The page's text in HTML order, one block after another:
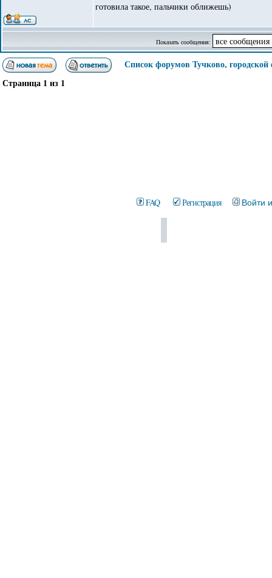
готовила такое, пальчики оближешь)
Показать сообщения:
Список форумов Тучково,
Страница 1 из 1
FAQ Регистрация Войти